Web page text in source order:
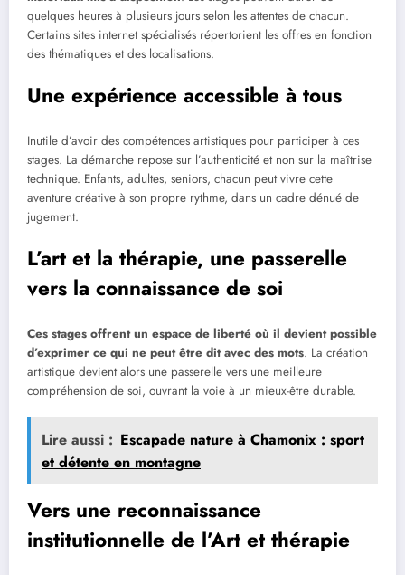
quelques heures à plusieurs jours selon les attentes de chacun.
Certains sites internet spécialisés répertorient les offres en fonction
des thématiques et des localisations.
Une expérience accessible à tous
Inutile d’avoir des compétences artistiques pour participer à ces
stages. La démarche repose sur l’authenticité et non sur la maîtrise
technique. Enfants, adultes, seniors, chacun peut vivre cette
aventure créative à son propre rythme, dans un cadre dénué de
jugement.
L’art et la thérapie, une passerelle
vers la connaissance de soi
Ces stages offrent un espace de liberté où il devient possible
d’exprimer ce qui ne peut être dit avec des mots. La création
artistique devient alors une passerelle vers une meilleure
compréhension de soi, ouvrant la voie à un mieux-être durable.
Lire aussi : Escapade nature à Chamonix : sport
et détente en montagne
Vers une reconnaissance
institutionnelle de l’Art et thérapie